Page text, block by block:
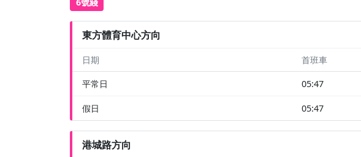
東方體育中心方向
日期 首班車
平常日 05:47
假日 05:47
港城路方向